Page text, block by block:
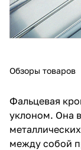
Обзоры товаров
Фальцевая
уклоном. Она
между собой